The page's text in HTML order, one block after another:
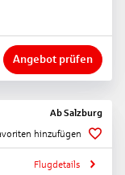
Angebot prüfen
AbSalzburg
hinzufügen
Flugdetails